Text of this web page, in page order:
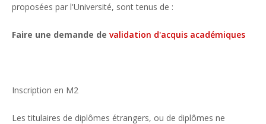
proposées par l'Université, sont tenus de :
Faire une demande de validation d'acquis académiques
Inscription en M2
Les titulaires de diplômes étrangers, ou de diplômes ne